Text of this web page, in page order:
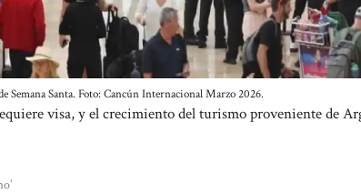
Semana Santa. Foto: Cancún Internacional Marzo 2026.
visa, y el crecimiento del turismo proveniente de